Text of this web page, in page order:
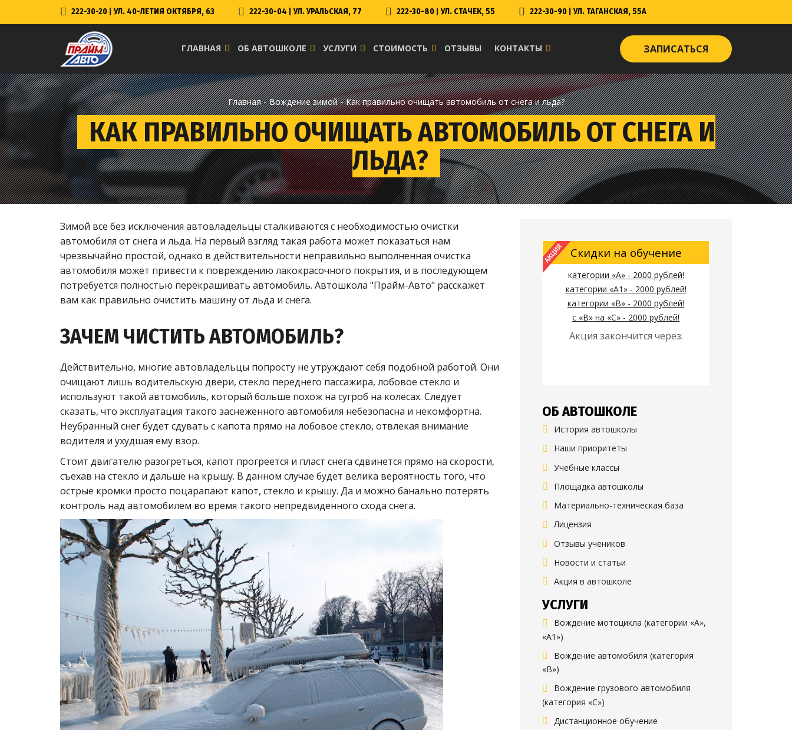
222-30-20 УЛ. 40-ЛЕТИЯ ОКТЯБРЯ, 63 222-30-04 УЛ. УРАЛЬСКАЯ, 77 222-30-80 УЛ. СТАЧЕК, 55 222-30-90 УЛ. ТАГАНСКАЯ, 55А
ГЛАВНАЯ ОБ АВТОШКОЛЕ УСЛУГИ СТОИМОСТЬ ОТЗЫВЫ КОНТАКТЫ ЗАПИСАТЬСЯ
Главная-Вождение зимой-Как правильно очищать автомобиль от снега и льда?
КАК ПРАВИЛЬНО ОЧИЩАТЬ АВТОМОБИЛЬ ОТ СНЕГА И
ЛЬДА?
Зимой все без исключения автовладельцы сталкиваются с необходимостью очистки
автомобиля от снега и льда. На первый взгляд такая работа может показаться нам
чрезвычайно простой, однако в действительности неправильно выполненная очистка
автомобиля может привести к повреждению лакокрасочного покрытия, и в последующем
потребуется полностью перекрашивать автомобиль. Автошкола "Прайм-Авто" расскажет
вам как правильно очистить машину от льда и снега.
ЗАЧЕМ ЧИСТИТЬ АВТОМОБИЛЬ?
Действительно, многие автовладельцы попросту не утруждают себя подобной работой. Они
очищают лишь водительскую двери, стекло переднего пассажира, лобовое стекло и
используют такой автомобиль, который больше похож на сугроб на колесах. Следует
сказать, что эксплуатация такого заснеженного автомобиля небезопасна и некомфортна.
Неубранный снег будет сдувать с капота прямо на лобовое стекло, отвлекая внимание
водителя и ухудшая ему взор.
Стоит двигателю разогреться, капот прогреется и пласт снега сдвинется прямо на скорости,
съехав на стекло и дальше на крышу. В данном случае будет велика вероятность того, что
острые кромки просто поцарапают капот, стекло и крышу. Да и можно банально потерять
контроль над автомобилем во время такого непредвиденного схода снега.
Скидки на обучение
категории «А» - 2000 рублей!
категории «А1» - 2000 рублей!
категории «B» - 2000 рублей!
с «B» на «C» - 2000 рублей!
Акция закончится через:
ОБ АВТОШКОЛЕ
История автошколы
Наши приоритеты
Учебные классы
Площадка автошколы
Материально-техническая база
Лицензия
Отзывы учеников
Новости и статьи
Акция в автошколе
УСЛУГИ
Вождение мотоцикла (категории «А»,
«А1»)
Вождение автомобиля (категория
«B»)
Вождение грузового автомобиля
(категория «C»)
Дистанционное обучение